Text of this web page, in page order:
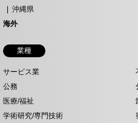
沖縄県
海外
業種
サービス業
公務
医療/福祉
学術研究/専門技術